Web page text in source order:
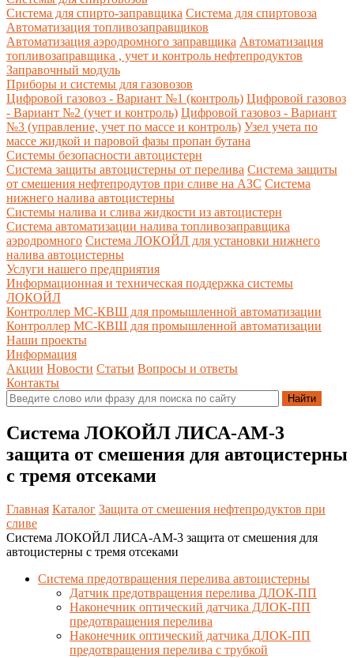
Система для спирто-заправщика Система для спиртовоза
Автоматизация топливозаправщиков
Автоматизация аэродромного заправщика Автоматизация
топливозаправщика , учет и контроль нефтепродуктов
Заправочный модуль
Приборы и системы для газовозов
Цифровой газовоз - Вариант №1 (контроль) Цифровой газовоз
- Вариант №2 (учет и контроль) Цифровой газовоз - Вариант
№3 (управление, учет по массе и контроль) Узел учета по
массе жидкой и паровой фазы пропан бутана
Системы безопасности автоцистерн
Система защиты автоцистерны от перелива Система защиты
от смешения нефтепродутов при сливе на АЗС Система
нижнего налива автоцистерны
Системы налива и слива жидкости из автоцистерн
Система автоматизации налива топливозаправщика
аэродромного Система ЛОКОЙЛ для установки нижнего
налива автоцистерны
Услуги нашего предприятия
Информационная и техническая поддержка системы
ЛОКОЙЛ
Контроллер МС-КВШ для промышленной автоматизации
Контроллер МС-КВШ для промышленной автоматизации
Наши проекты
Информация
Акции Новости Статьи Вопросы и ответы
Контакты
Система ЛОКОЙЛ ЛИСА-AM-3
защита от смешения для автоцистерны
с тремя отсеками
Главная Каталог Защита от смешения нефтепродуктов при
сливе
Система ЛОКОЙЛ ЛИСА-AM-3 защита от смешения для
автоцистерны с тремя отсеками
Система предотвращения перелива автоцистерны
Датчик предотвращения перелива ДЛОК-ПП
Наконечник оптический датчика ДЛОК-ПП
предотвращения перелива
Наконечник оптический датчика ДЛОК-ПП
предотвращения перелива с трубкой